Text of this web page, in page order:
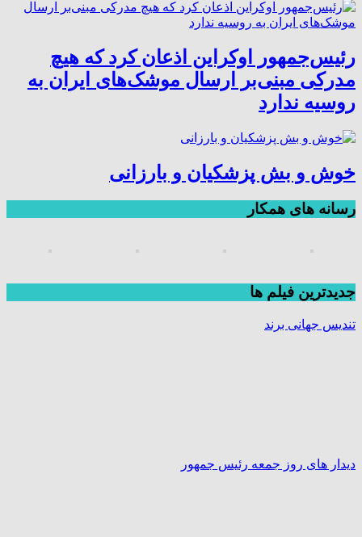
رئیس‌جمهور اوکراین اذعان کرد که هیچ
مدرکی مبنی‌بر ارسال موشک‌های ایران به
روسیه ندارد
خوش و بش پزشکیان و بارزانی
رسانه های همکار
جديدترين فیلم ها
تندیس جهانی برند
دیدار های روز جمعه رئیس جمهور